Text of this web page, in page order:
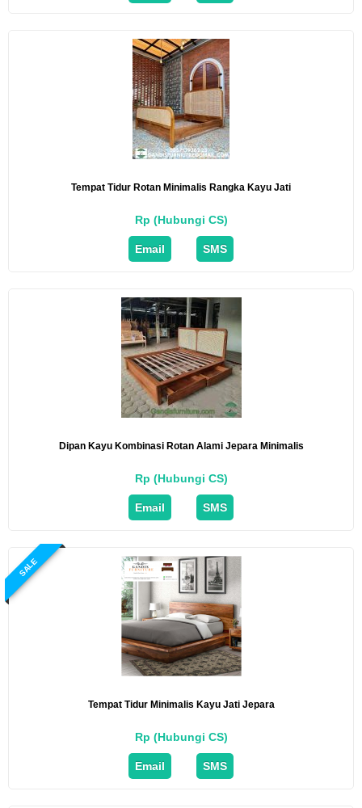
Tempat Tidur Rotan Minimalis Rangka Kayu Jati
Rp (Hubungi CS)
Email SMS
Dipan Kayu Kombinasi Rotan Alami Jepara Minimalis
Rp (Hubungi CS)
Email SMS
SALE
Tempat Tidur Minimalis Kayu Jati Jepara
Rp (Hubungi CS)
Email SMS